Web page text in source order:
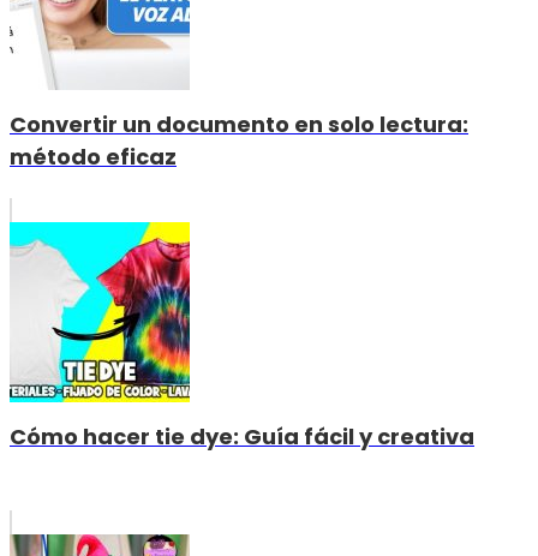
Convertir un documento en solo lectura:
método eficaz
Cómo hacer tie dye: Guía fácil y creativa